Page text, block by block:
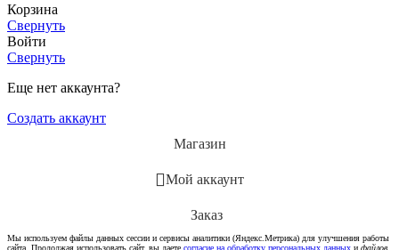
Корзина
Свернуть
Войти
Свернуть
Еще нет аккаунта?
Создать аккаунт
Магазин
Мой аккаунт
Заказ
Мы используем файлы данных сессии и сервисы аналитики (Яндекс.Метрика) для улучшения работы
сайта. Продолжая использовать сайт, вы даете согласие на обработку персональных данных и файлов